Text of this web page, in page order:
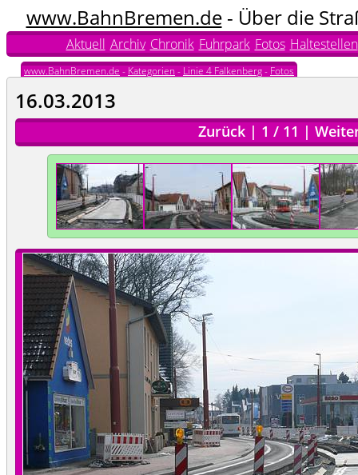
www.BahnBremen.de- Über die
Aktuell Archiv Chronik Fuhrpark Fotos Haltestellen
www.BahnBremen.de - Kategorien - Linie 4 Falkenberg- Fotos
16.03.2013
Zurück | 1 / 11 |